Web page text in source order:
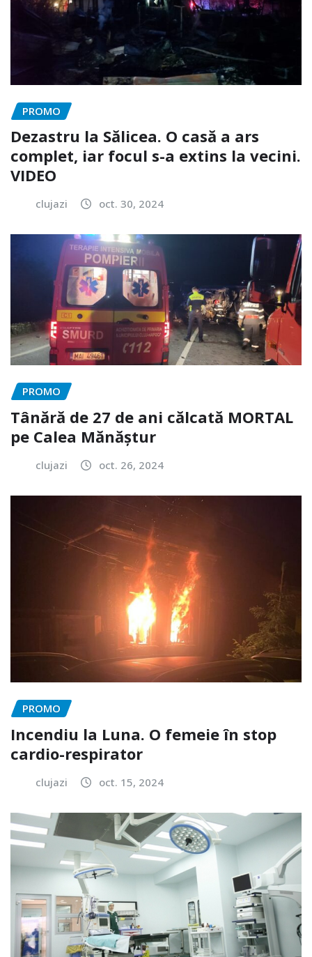
PROMO
Dezastru la Sălicea. O casă a ars
complet, iar focul s-a extins la vecini.
VIDEO
clujazi oct. 30, 2024
PROMO
Tânără de 27 de ani călcată MORTAL
pe Calea Mănăștur
clujazi oct. 26, 2024
PROMO
Incendiu la Luna. O femeie în stop
cardio-respirator
clujazi oct. 15, 2024